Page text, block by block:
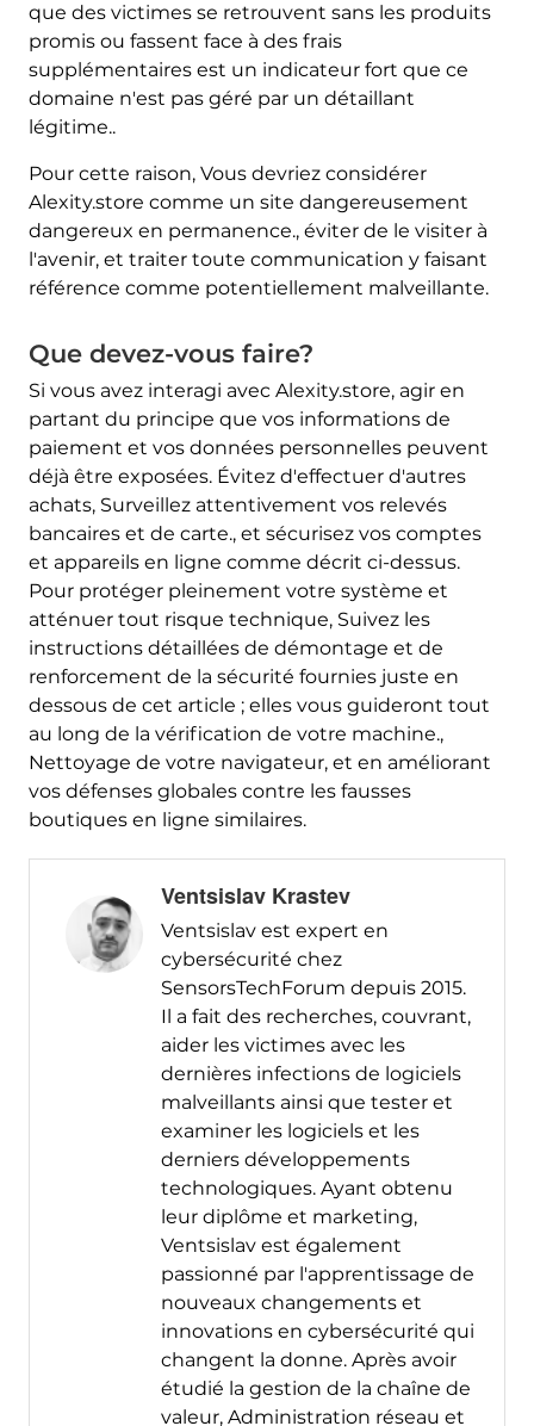
que des victimes se retrouvent sans les produits
promis ou fassent face à des frais
supplémentaires est un indicateur fort que ce
domaine n'est pas géré par un détaillant
légitime..
Pour cette raison, Vous devriez considérer
Alexity.store comme un site dangereusement
dangereux en permanence., éviter de le visiter à
l'avenir, et traiter toute communication y faisant
référence comme potentiellement malveillante.
Que devez-vous faire?
Si vous avez interagi avec Alexity.store, agir en
partant du principe que vos informations de
paiement et vos données personnelles peuvent
déjà être exposées. Évitez d'effectuer d'autres
achats, Surveillez attentivement vos relevés
bancaires et de carte., et sécurisez vos comptes
et appareils en ligne comme décrit ci-dessus.
Pour protéger pleinement votre système et
atténuer tout risque technique, Suivez les
instructions détaillées de démontage et de
renforcement de la sécurité fournies juste en
dessous de cet article ; elles vous guideront tout
au long de la vérification de votre machine.,
Nettoyage de votre navigateur, et en améliorant
vos défenses globales contre les fausses
boutiques en ligne similaires.
Ventsislav Krastev
Ventsislav est expert en
cybersécurité chez
SensorsTechForum depuis 2015.
Il a fait des recherches, couvrant,
aider les victimes avec les
dernières infections de logiciels
malveillants ainsi que tester et
examiner les logiciels et les
derniers développements
technologiques. Ayant obtenu
leur diplôme et marketing,
Ventsislav est également
passionné par l'apprentissage de
nouveaux changements et
innovations en cybersécurité qui
changent la donne. Après avoir
étudié la gestion de la chaîne de
valeur, Administration réseau et